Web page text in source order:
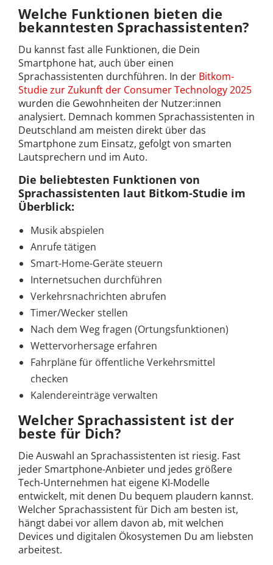
Welche Funktionen bieten die
bekanntesten Sprachassistenten?
Du kannst fast alle Funktionen, die Dein
Smartphone hat, auch über einen
Sprachassistenten durchführen. In der Bitkom-
Studie zur Zukunft der Consumer Technology 2025
wurden die Gewohnheiten der Nutzer:innen
analysiert. Demnach kommen Sprachassistenten in
Deutschland am meisten direkt über das
Smartphone zum Einsatz, gefolgt von smarten
Lautsprechern und im Auto.
Die beliebtesten Funktionen von
Sprachassistenten laut Bitkom-Studie im
Überblick:
Musik abspielen
Anrufe tätigen
Smart-Home-Geräte steuern
Internetsuchen durchführen
Verkehrsnachrichten abrufen
Timer/Wecker stellen
Nach dem Weg fragen (Ortungsfunktionen)
Wettervorhersage erfahren
Fahrpläne für öffentliche Verkehrsmittel
checken
Kalendereinträge verwalten
Welcher Sprachassistent ist der
beste für Dich?
Die Auswahl an Sprachassistenten ist riesig. Fast
jeder Smartphone-Anbieter und jedes größere
Tech-Unternehmen hat eigene KI-Modelle
entwickelt, mit denen Du bequem plaudern kannst.
Welcher Sprachassistent für Dich am besten ist,
hängt dabei vor allem davon ab, mit welchen
Devices und digitalen Ökosystemen Du am liebsten
arbeitest.